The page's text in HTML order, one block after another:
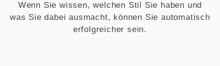
Wenn Sie wissen, welchen Stil Sie haben und
was Sie dabei ausmacht, können Sie automatisch
erfolgreicher sein.